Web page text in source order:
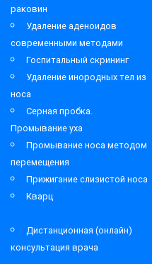
раковин
Удаление аденоидов
современными методами
Госпитальный скрининг
Удаление инородных тел из
носа
Серная пробка.
Промывание уха
Промывание носа методом
перемещения
Прижигание слизистой носа
Кварц
Дистанционная (онлайн)
консультация врача